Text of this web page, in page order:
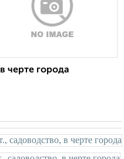
черте города